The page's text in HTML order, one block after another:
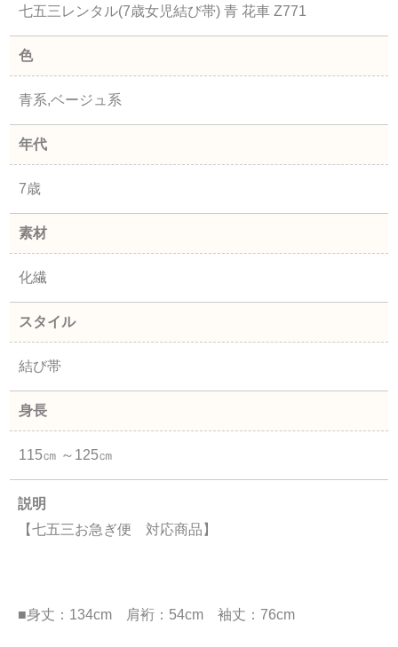
七五三レンタル(7歳女児結び帯) 青 花車 Z771
色
青系,ベージュ系
年代
7歳
素材
化繊
スタイル
結び帯
身長
115㎝ ～125㎝
説明
【七五三お急ぎ便 対応商品】
■身丈：134cm 肩裄：54cm 袖丈：76cm